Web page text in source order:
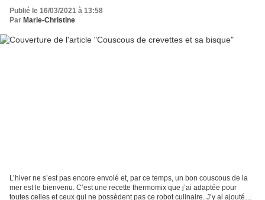
Publié le 16/03/2021 à 13:58
Par Marie-Christine
L’hiver ne s’est pas encore envolé et, par ce temps, un bon couscous de la
mer est le bienvenu. C’est une recette thermomix que j’ai adaptée pour
toutes celles et ceux qui ne possèdent pas ce robot culinaire. J’y ai ajouté